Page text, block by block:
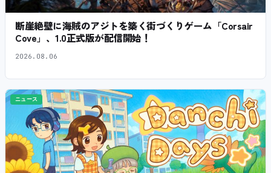
断崖絶壁に海賊のアジトを築く街づくりゲーム「Corsair
Cove」、1.0正式版が配信開始！
2026.08.06
ニュース